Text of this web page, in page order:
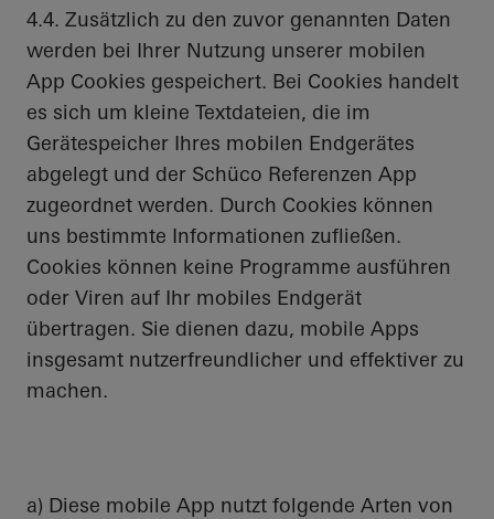
4.4. Zusätzlich zu den zuvor genannten Daten
werden bei Ihrer Nutzung unserer mobilen
App Cookies gespeichert. Bei Cookies handelt
es sich um kleine Textdateien, die im
Gerätespeicher Ihres mobilen Endgerätes
abgelegt und der Schüco Referenzen App
zugeordnet werden. Durch Cookies können
uns bestimmte Informationen zufließen.
Cookies können keine Programme ausführen
oder Viren auf Ihr mobiles Endgerät
übertragen. Sie dienen dazu, mobile Apps
insgesamt nutzerfreundlicher und effektiver zu
machen.
a) Diese mobile App nutzt folgende Arten von